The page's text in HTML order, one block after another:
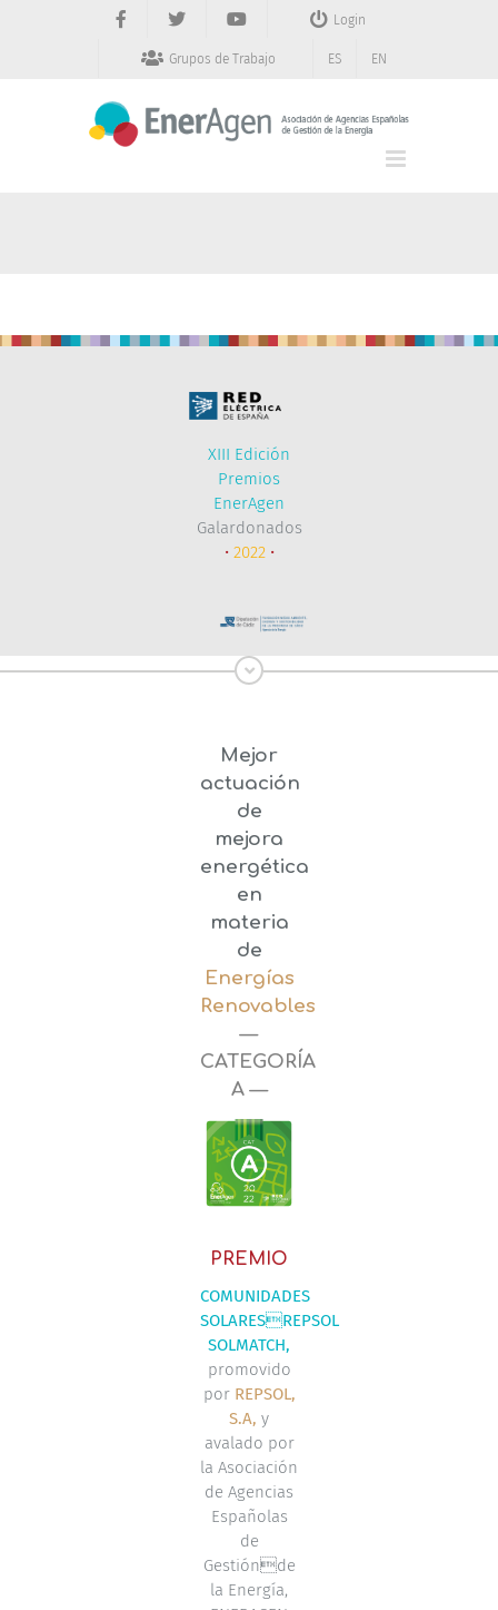
Login
Grupos de Trabajo ES EN
XIII Edición
Premios
EnerAgen
Galardonados
• 2022 •
Mejor
actuación
de
mejora
energética
en
materia
de
Energías
Renovables
—
CATEGORÍA
A —
PREMIO
COMUNIDADES
SOLARESREPSOL
SOLMATCH,
promovido
por REPSOL,
S.A, y
avalado por
la Asociación
de Agencias
Españolas
de
Gestiónde
la Energía,